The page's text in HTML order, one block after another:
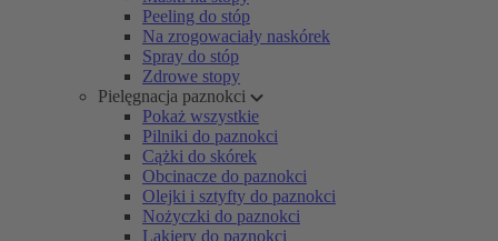
Peeling do stóp
Na zrogowaciały naskórek
Spray do stóp
Zdrowe stopy
Pielęgnacja paznokci
Pokaż wszystkie
Pilniki do paznokci
Cążki do skórek
Obcinacze do paznokci
Olejki i sztyfty do paznokci
Nożyczki do paznokci
Lakiery do paznokci